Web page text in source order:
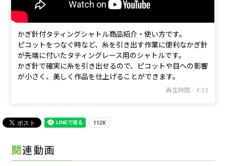
かぎ針付タティングシャトル商品紹介・使い方です。
ピコットをつなぐ時など、糸を引き出す作業に便利なかぎ針
が先端に付いたタティングレース用のシャトルです。
かぎ針で確実に糸を引き出せるので、ピコットや目への影響
が小さく、美しく作品を仕上げることができます。
再生時間／4:13
関連動画